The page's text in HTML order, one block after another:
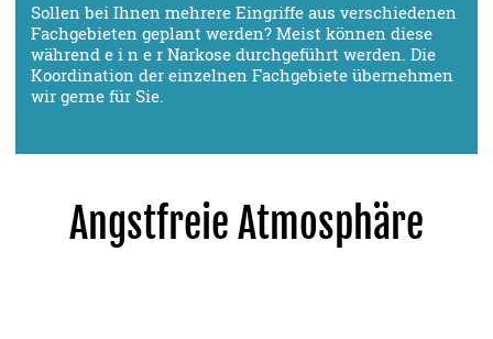
Sollen bei Ihnen mehrere Eingriffe aus verschiedenen
Fachgebieten geplant werden? Meist können diese
während e i n e r Narkose durchgeführt werden. Die
Koordination der einzelnen Fachgebiete übernehmen
wir gerne für Sie.
Angstfreie Atmosphäre